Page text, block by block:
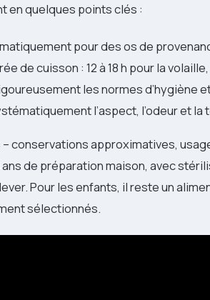
en quelques points clés :
pour des os de
de cuisson : 12 à 18 h pour la
les normes d’hygiène
l’aspect, l’odeur et
conservations approximatives,
de préparation maison, avec
Pour les enfants, il reste un
sélectionnés.